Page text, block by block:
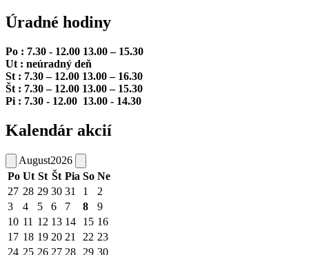
Úradné hodiny
Po : 7.30 - 12.00 13.00 – 15.30
Ut : neúradný deň
St : 7.30 – 12.00 13.00 – 16.30
Št : 7.30 – 12.00 13.00 – 15.30
Pi : 7.30 - 12.00 13.00 - 14.30
Kalendár akcií
August2026
Po Ut St Št Pia So Ne
27 28 29 30 31 1
2
3
4 5 6 7 8
9
10 11 12 13 14 15 16
17 18 19 20 21 22 23
24 25 26 27 28 29 30